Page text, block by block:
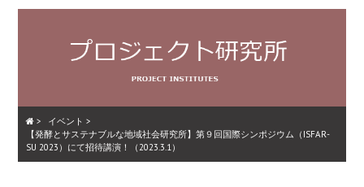
> イベント >
【発酵とサステナブルな地域社会研究所】第９回国際シンポジウム（ISFAR-
SU 2023）にて招待講演！（2023.3.1）